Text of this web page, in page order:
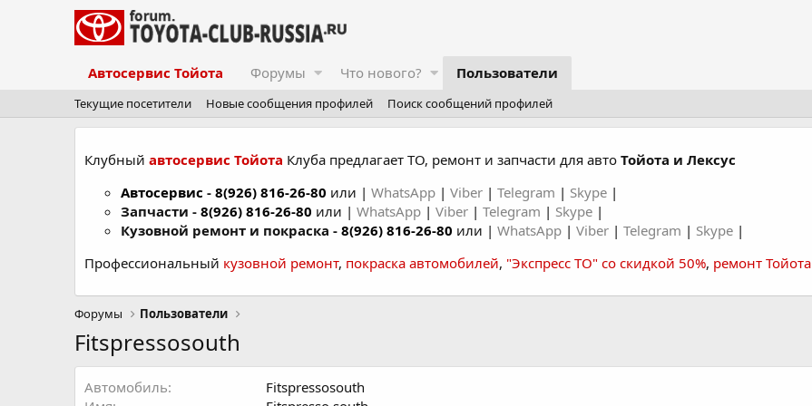
Автосервис Тойота Форумы Что нового? Пользователи
Текущие посетители Новые сообщения профилей Поиск сообщений профилей
Клубный автосервис Тойота Клуба предлагает ТО, ремонт и запчасти для авто Тойота и Лексус
Автосервис - 8(926) 816-26-80 или | WhatsApp | Viber | Telegram | Skype |
Запчасти - 8(926) 816-26-80 или | WhatsApp | Viber | Telegram | Skype |
Кузовной ремонт и покраска - 8(926) 816-26-80 или | WhatsApp | Viber | Telegram | Skype |
Профессиональный кузовной ремонт, покраска автомобилей, "Экспресс ТО" со скидкой 50%, ремонт Тойота
Форумы Пользователи
Fitspressosouth
Автомобиль
Fitspressosouth